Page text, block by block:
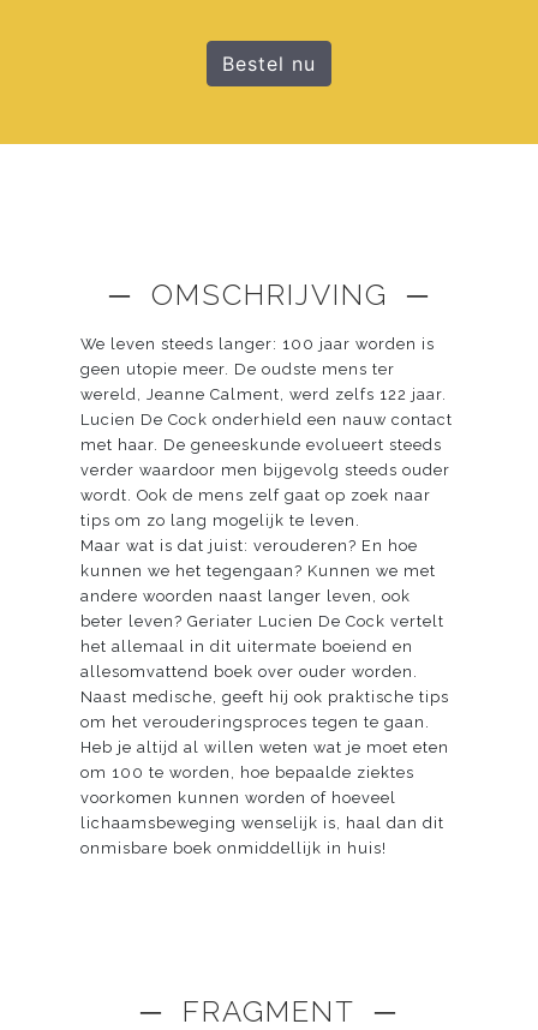
Bestel nu
─ OMSCHRIJVING ─
We leven steeds langer: 100 jaar worden is
geen utopie meer. De oudste mens ter
wereld, Jeanne Calment, werd zelfs 122 jaar.
Lucien De Cock onderhield een nauw contact
met haar. De geneeskunde evolueert steeds
verder waardoor men bijgevolg steeds ouder
wordt. Ook de mens zelf gaat op zoek naar
tips om zo lang mogelijk te leven.
Maar wat is dat juist: verouderen? En hoe
kunnen we het tegengaan? Kunnen we met
andere woorden naast langer leven, ook
beter leven? Geriater Lucien De Cock vertelt
het allemaal in dit uitermate boeiend en
allesomvattend boek over ouder worden.
Naast medische, geeft hij ook praktische tips
om het verouderingsproces tegen te gaan.
Heb je altijd al willen weten wat je moet eten
om 100 te worden, hoe bepaalde ziektes
voorkomen kunnen worden of hoeveel
lichaamsbeweging wenselijk is, haal dan dit
onmisbare boek onmiddellijk in huis!
─ FRAGMENT ─